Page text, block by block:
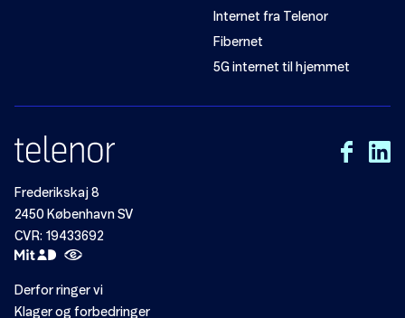
Internet fra Telenor
Fibernet
5G internet til hjemmet
Frederikskaj 8
2450 København SV
CVR: 19433692
Derfor ringer vi
Klager og forbedringer